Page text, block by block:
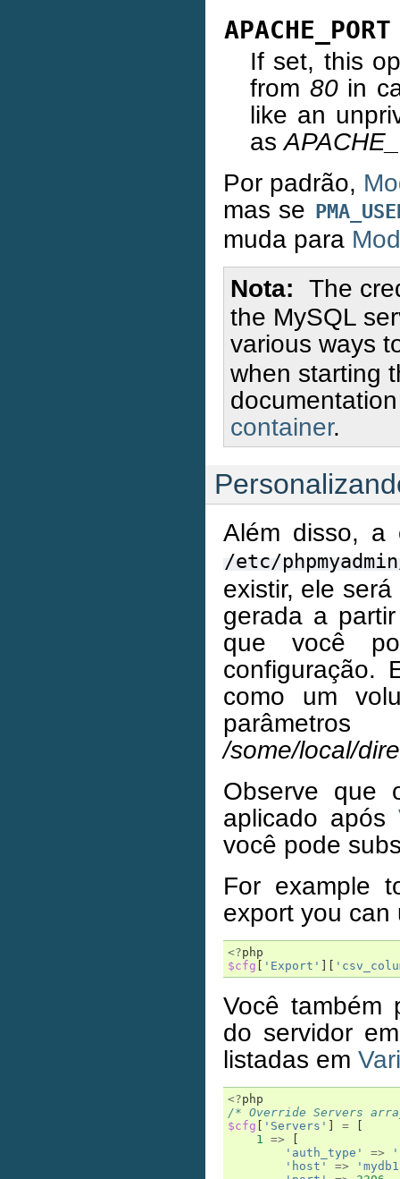
APACHE_PORT
If set, this
from 80in
like an
as
Por padrão,
mas se
muda para
Nota
The
the MySQL
various ways
when starting
container.
Além disso, a
/etc/
existir, ele
gerada a
que você
configuração.
como um
/some/local/
Observe que
aplicado após
você pode
For example
export you can
<?php
$cfg
'Export'
Você também
do servidor
listadas em
<?php
/* Override Servers
$cfg
'Servers' =
1 =>
'auth_type'
=>
'host'
=>